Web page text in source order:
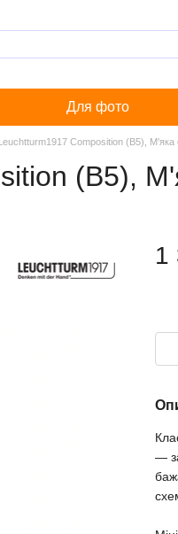
Для фото
Composition (B5), М'яка
(B5),
1
—